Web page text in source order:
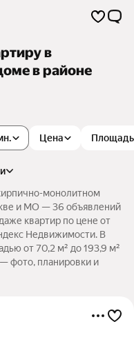
в
в районе
Цена Площадь
монолитном
и МО — 36 объявлений
квартир по цене от
Недвижимости. В
от 70,2 м² до 193,9 м²
фото, планировки и